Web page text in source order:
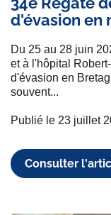
d'évasion en
Du 25 au 28 juin
et à l'hôpital
d'évasion en
souvent...
Publié le 23 juillet
Consulter